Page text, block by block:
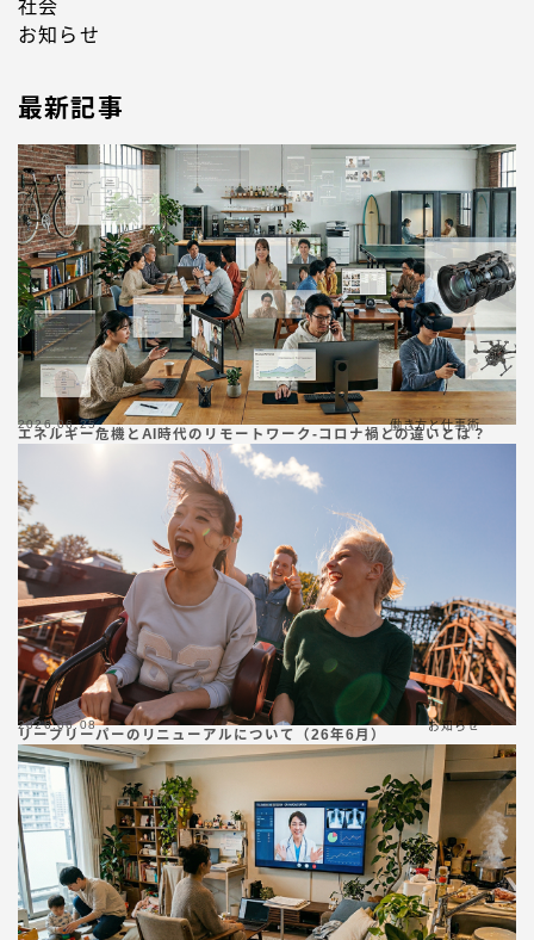
社会
お知らせ
最新記事
エネルギー危機とAI時代のリモートワーク-コロナ禍との違いとは？
2026.06.25 働き方と仕事術
リープリーパーのリニューアルについて（26年6月）
2026.06.08 お知らせ